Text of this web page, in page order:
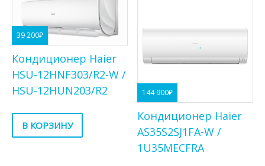
39 200₽
Кондиционер Haier
HSU-12HNF303/R2-W /
HSU-12HUN203/R2
В КОРЗИНУ
144 900₽
Кондиционер Haier
AS35S2SJ1FA-W /
1U35MECFRA